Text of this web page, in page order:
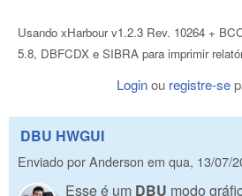
Usando xHarbour v1.2.3 Rev. 10264 +
5.8, DBFCDX e SIBRA para imprimir
Loginou registre-se
DBU HWGUI
Enviado porAnderson em qua, 13/07/
Esse é um DBU modo